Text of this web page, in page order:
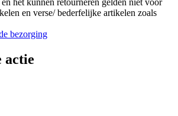
het kunnen retourneren gelden niet voor
en verse/ bederfelijke artikelen zoals
bezorging
actie